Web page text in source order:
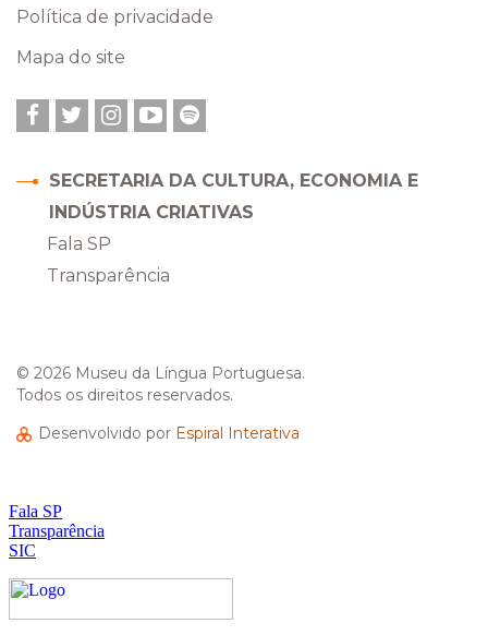
Política de privacidade
Mapa do site
Facebook
Twitter
Instagram
YouTube
Spotify
SECRETARIA DA CULTURA, ECONOMIA E
INDÚSTRIA CRIATIVAS
Fala SP
Transparência
© 2026 Museu da Língua Portuguesa.
Todos os direitos reservados.
Desenvolvido por Espiral Interativa